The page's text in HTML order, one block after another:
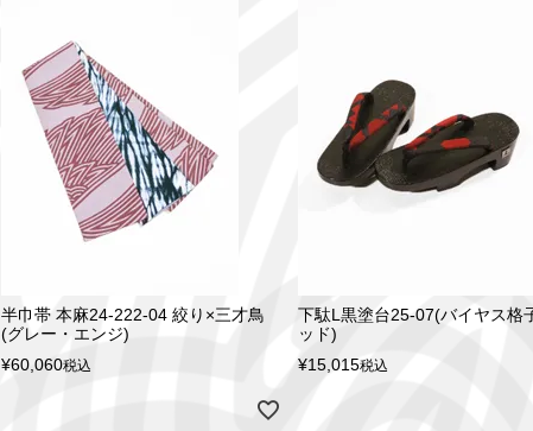
半巾帯 本麻24-222-04 絞り×三才鳥
(グレー・エンジ)
¥60,060税込
下駄L黒塗台25-07(バイヤス格
ッド)
¥15,015税込